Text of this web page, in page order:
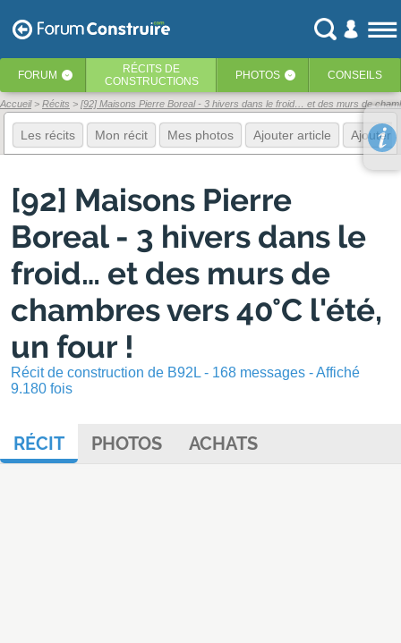
FORUM ‹ RÉCITS DE
CONSTRUCTIONS
PHOTOS ‹ CONSEILS
Accueil Récits [92] Maisons Pierre Boreal - 3 hivers dans le froid… et des murs de
Les récits Mon récit Mes photos Ajouter article Ajouter
[92] Maisons Pierre
Boreal - 3 hivers dans le
froid… et des murs de
chambres vers 40°C l'été,
un four !
Récit de construction de B92L - 168 messages - Affiché
9.180 fois
RÉCIT PHOTOS ACHATS